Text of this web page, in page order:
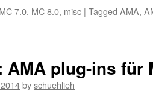
MC 7.0, MC 8.0, misc | Tagged AMA,
plug-ins für
byschuehlieh